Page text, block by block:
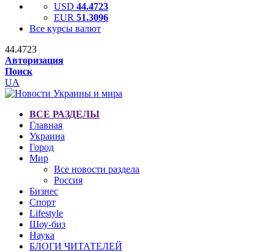
USD 44.4723
EUR 51.3096
Все курсы валют
44.4723
Авторизация
Поиск
UA
ВСЕ РАЗДЕЛЫ
Главная
Украина
Город
Мир
Все новости раздела
Россия
Бизнес
Спорт
Lifestyle
Шоу-биз
Наука
БЛОГИ ЧИТАТЕЛЕЙ